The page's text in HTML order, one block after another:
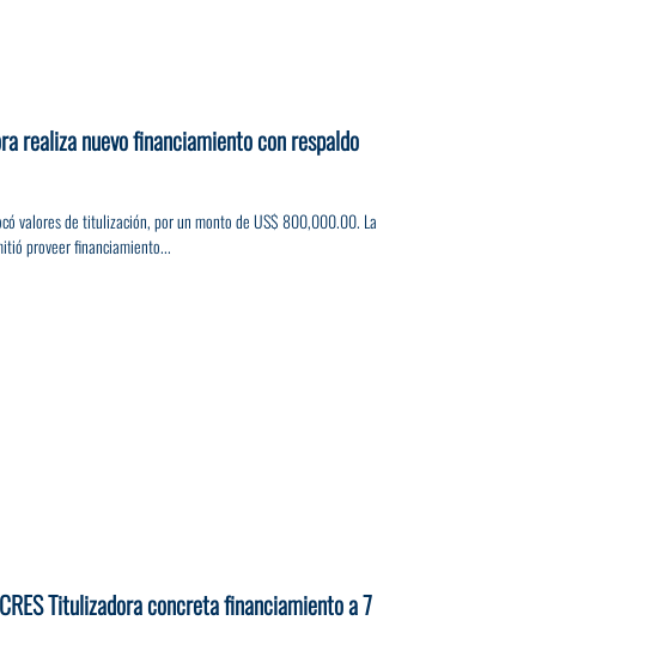
realiza nuevo financiamiento con respaldo
valores de titulización, por un monto de US$ 800,000.00. La
proveer financiamiento...
Titulizadora concreta financiamiento a 7